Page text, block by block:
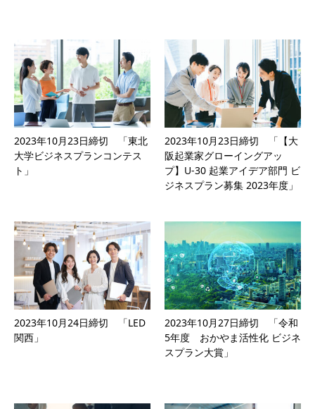
2023年10月23日締切 「東北
大学ビジネスプランコンテス
ト」
2023年10月23日締切 「【大
阪起業家グローイングアッ
プ】U-30 起業アイデア部門 ビ
ジネスプラン募集 2023年度」
2023年10月24日締切 「LED
関西」
2023年10月27日締切 「令和
5年度 おかやま活性化 ビジネ
スプラン大賞」